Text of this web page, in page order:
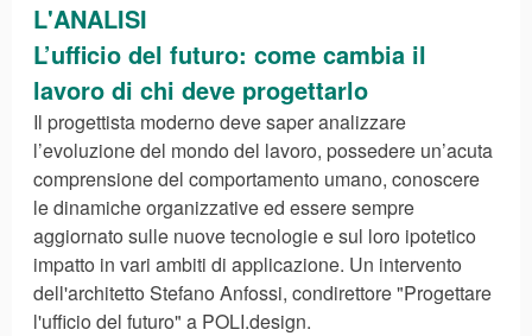
L'ANALISI
L’ufficio del futuro: come cambia il
lavoro di chi deve progettarlo
Il progettista moderno deve saper analizzare
l’evoluzione del mondo del lavoro, possedere un’acuta
comprensione del comportamento umano, conoscere
le dinamiche organizzative ed essere sempre
aggiornato sulle nuove tecnologie e sul loro ipotetico
impatto in vari ambiti di applicazione. Un intervento
dell'architetto Stefano Anfossi, condirettore "Progettare
l'ufficio del futuro" a POLI.design.